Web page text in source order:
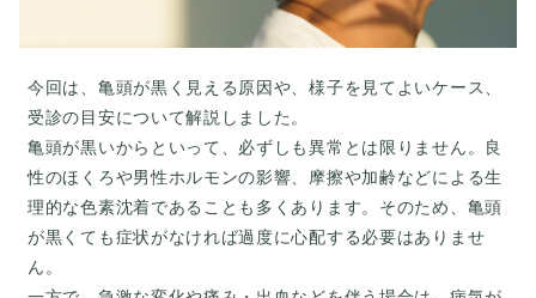
今回は、亀頭が黒く見える原因や、様子を見てよいケース、
受診の目安について解説しました。
亀頭が黒いからといって、必ずしも異常とは限りません。良
性のほくろや男性ホルモンの影響、摩擦や加齢などによる生
理的な色素沈着であることも多くあります。そのため、亀頭
が黒くても症状がなければ過度に心配する必要はありませ
ん。